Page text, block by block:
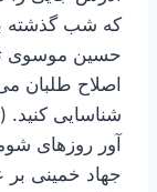
حسین موسوی
اصلاح طلبان